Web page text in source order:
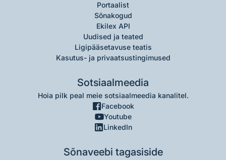
Portaalist
Sõnakogud
Ekilex API
Uudised ja teated
Ligipääsetavuse teatis
Kasutus- ja privaatsustingimused
Sotsiaalmeedia
Hoia pilk peal meie sotsiaalmeedia kanalitel.
Facebook
Youtube
LinkedIn
Sõnaveebi tagasiside